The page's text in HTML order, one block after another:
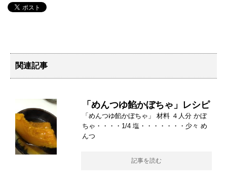
関連記事
「めんつゆ餡かぼちゃ」レシピ
「めんつゆ餡かぼちゃ」 材料 ４人分 かぼ
ちゃ・・・・1/4 塩・・・・・・・少々 め
んつ
記事を読む